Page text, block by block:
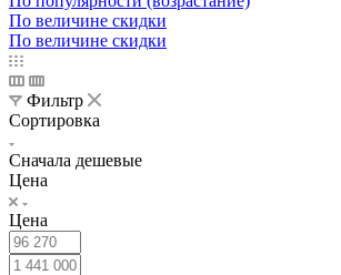
По величине скидки
По величине скидки
Фильтр
Сортировка
Сначала дешевые
Цена
Цена